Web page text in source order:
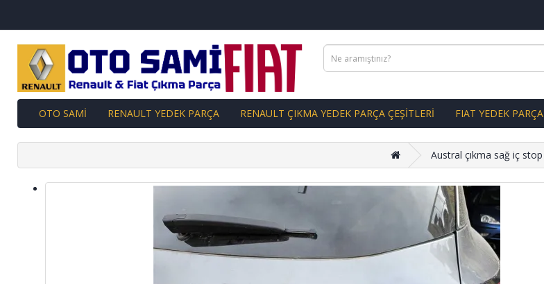
OTO SAMİ RENAULT YEDEK PARÇA RENAULT ÇIKMA YEDEK PARÇA ÇEŞİTLERİ FIAT YEDEK PARÇA
Austral çıkma sağ iç stop